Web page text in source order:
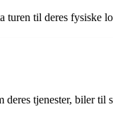
til deres fysiske
tjenester, biler